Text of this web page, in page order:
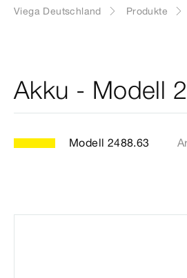
Viega Deutschland Produkte
Akku - Modell
Modell 2488.63